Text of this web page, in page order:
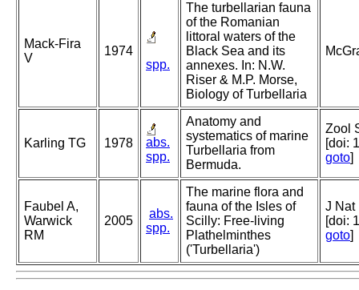
Mack-Fira
V
1974
spp.
The turbellarian fauna
of the Romanian
littoral waters of the
Black Sea and its
annexes. In: N.W.
Riser & M.P. Morse,
Biology of Turbellaria
Karling TG 1978
abs.
spp.
Anatomy and
systematics of marine
Turbellaria from
Bermuda.
Zool
[doi:
goto]
Faubel A,
Warwick
RM
2005
abs.
spp.
The marine flora and
fauna of the Isles of
Scilly: Free-living
Plathelminthes
('Turbellaria')
J Nat
[doi:
goto]